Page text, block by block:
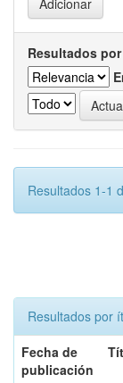
Resultados
Resultados 1-1
Resultados por
Fecha de
publicación